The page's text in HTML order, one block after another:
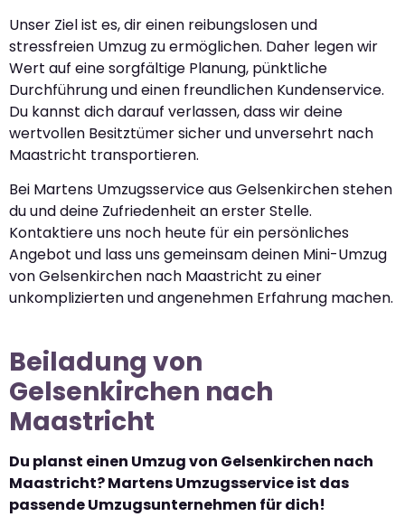
Unser Ziel ist es, dir einen reibungslosen und
stressfreien Umzug zu ermöglichen. Daher legen wir
Wert auf eine sorgfältige Planung, pünktliche
Durchführung und einen freundlichen Kundenservice.
Du kannst dich darauf verlassen, dass wir deine
wertvollen Besitztümer sicher und unversehrt nach
Maastricht transportieren.
Bei Martens Umzugsservice aus Gelsenkirchen stehen
du und deine Zufriedenheit an erster Stelle.
Kontaktiere uns noch heute für ein persönliches
Angebot und lass uns gemeinsam deinen Mini-Umzug
von Gelsenkirchen nach Maastricht zu einer
unkomplizierten und angenehmen Erfahrung machen.
Beiladung von
Gelsenkirchen nach
Maastricht
Du planst einen Umzug von Gelsenkirchen nach
Maastricht? Martens Umzugsservice ist das
passende Umzugsunternehmen für dich!